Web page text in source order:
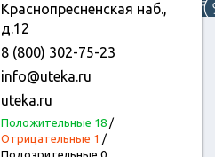
Краснопресненская наб.,
д.12
8 (800) 302-75-23
info@uteka.ru
uteka.ru
Положительные 18/
Отрицательные 1 /
Подозрительные 0